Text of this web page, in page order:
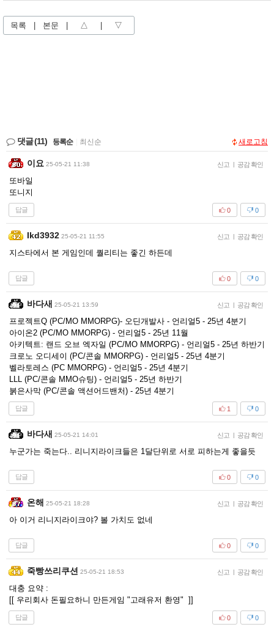
목록 본문 △ ▽
댓글(11) 등록순 최신순 새로고침
이요 25-05-21 11:38 신고 공감 확인
또바일
또니지
답글 0
0
Ikd3932 25-05-21 11:55 신고 공감 확인
지스타에서 본 게임인데 퀄리티는 좋긴 하든데
답글 0
0
바다새 25-05-21 13:59 신고 공감 확인
프로젝트Q (PC/MO MMORPG)- 오딘개발사 - 언리얼5 - 25년 4분기
아이온2 (PC/MO MMORPG) - 언리얼5 - 25년 11월
아키텍트: 랜드 오브 엑자일 (PC/MO MMORPG) - 언리얼5 - 25년 하반기
크로노 오디세이 (PC/콘솔 MMORPG) - 언리얼5 - 25년 4분기
벨라토레스 (PC MMORPG) - 언리얼5 - 25년 4분기
LLL (PC/콘솔 MMO슈팅) - 언리얼5 - 25년 하반기
붉은사막 (PC/콘솔 액션어드밴처) - 25년 4분기
답글 0
1
바다새 25-05-21 14:01 신고 공감 확인
누군가는 죽는다.. 리니지라이크들은 1달단위로 서로 피하는게 좋을듯
답글 0
0
온해 25-05-21 18:28 신고 공감 확인
아 이거 리니지라이크야? 볼 가치도 없네
답글 0
0
죽빵쓰리쿠션 25-05-21 18:53 신고 공감 확인
대충 요약 :
[[ 우리회사 돈필요하니 만든게임 "고래유저 환영" ]]
답글 0
0